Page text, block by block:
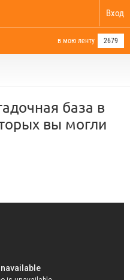
Вход
в мою ленту 2679
база в
вы могли